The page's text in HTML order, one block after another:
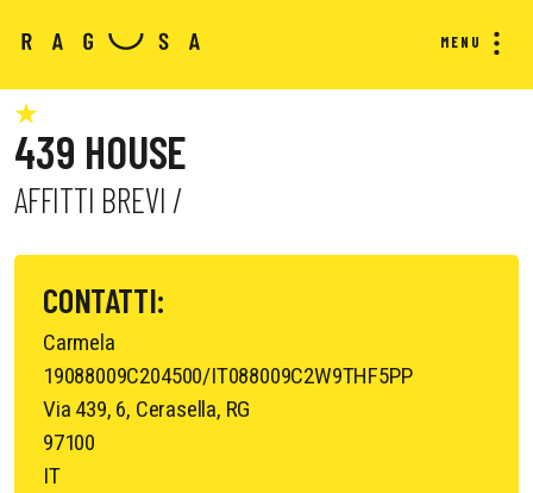
MENU
439 HOUSE
AFFITTI BREVI /
CONTATTI:
Carmela
19088009C204500/IT088009C2W9THF5PP
Via 439, 6, Cerasella, RG
97100
IT